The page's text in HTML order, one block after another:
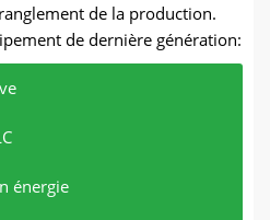
de la production.
de dernière génération:
énergie